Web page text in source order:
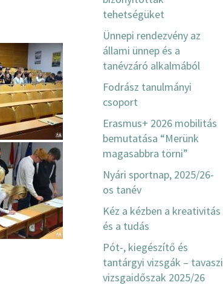
tehetségüket
Ünnepi rendezvény az
állami ünnep és a
tanévzáró alkalmából
Fodrász tanulmányi
csoport
Erasmus+ 2026 mobilitás
bemutatása “Merünk
magasabbra törni”
Nyári sportnap, 2025/26-
os tanév
Kéz a kézben a kreativitás
és a tudás
Pót-, kiegészítő és
tantárgyi vizsgák – tavaszi
vizsgaidőszak 2025/26